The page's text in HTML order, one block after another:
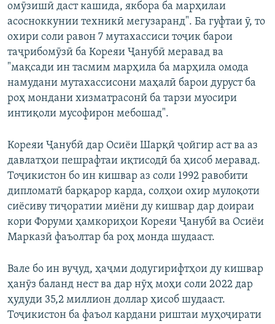
омӯзишӣ даст кашида, якбора ба марҳилаи
асосноккунии техникӣ мегузаранд". Ба гуфтаи ӯ, то
охири соли равон 7 мутахассиси тоҷик барои
таҷрибомӯзӣ ба Кореяи Ҷанубӣ меравад ва
"мақсади ин тасмим марҳила ба марҳила омода
намудани мутахассисони маҳалӣ барои дуруст ба
роҳ мондани хизматрасонӣ ба тарзи муосири
интиқоли мусофирон мебошад".
Кореяи Ҷанубӣ дар Осиёи Шарқӣ ҷойгир аст ва аз
давлатҳои пешрафтаи иқтисодӣ ба ҳисоб меравад.
Тоҷикистон бо ин кишвар аз соли 1992 равобити
дипломатӣ барқарор карда, солҳои охир мулоқоти
сиёсиву тиҷоратии миёни ду кишвар дар доираи
кори Форуми ҳамкориҳои Кореяи Ҷанубӣ ва Осиёи
Марказӣ фаъолтар ба роҳ монда шудааст.
Вале бо ин вуҷуд, ҳаҷми додугирифтҳои ду кишвар
ҳанӯз баланд нест ва дар нӯҳ моҳи соли 2022 дар
ҳудуди 35,2 миллион доллар ҳисоб шудааст.
Тоҷикистон ба фаъол кардани риштаи муҳоҷирати